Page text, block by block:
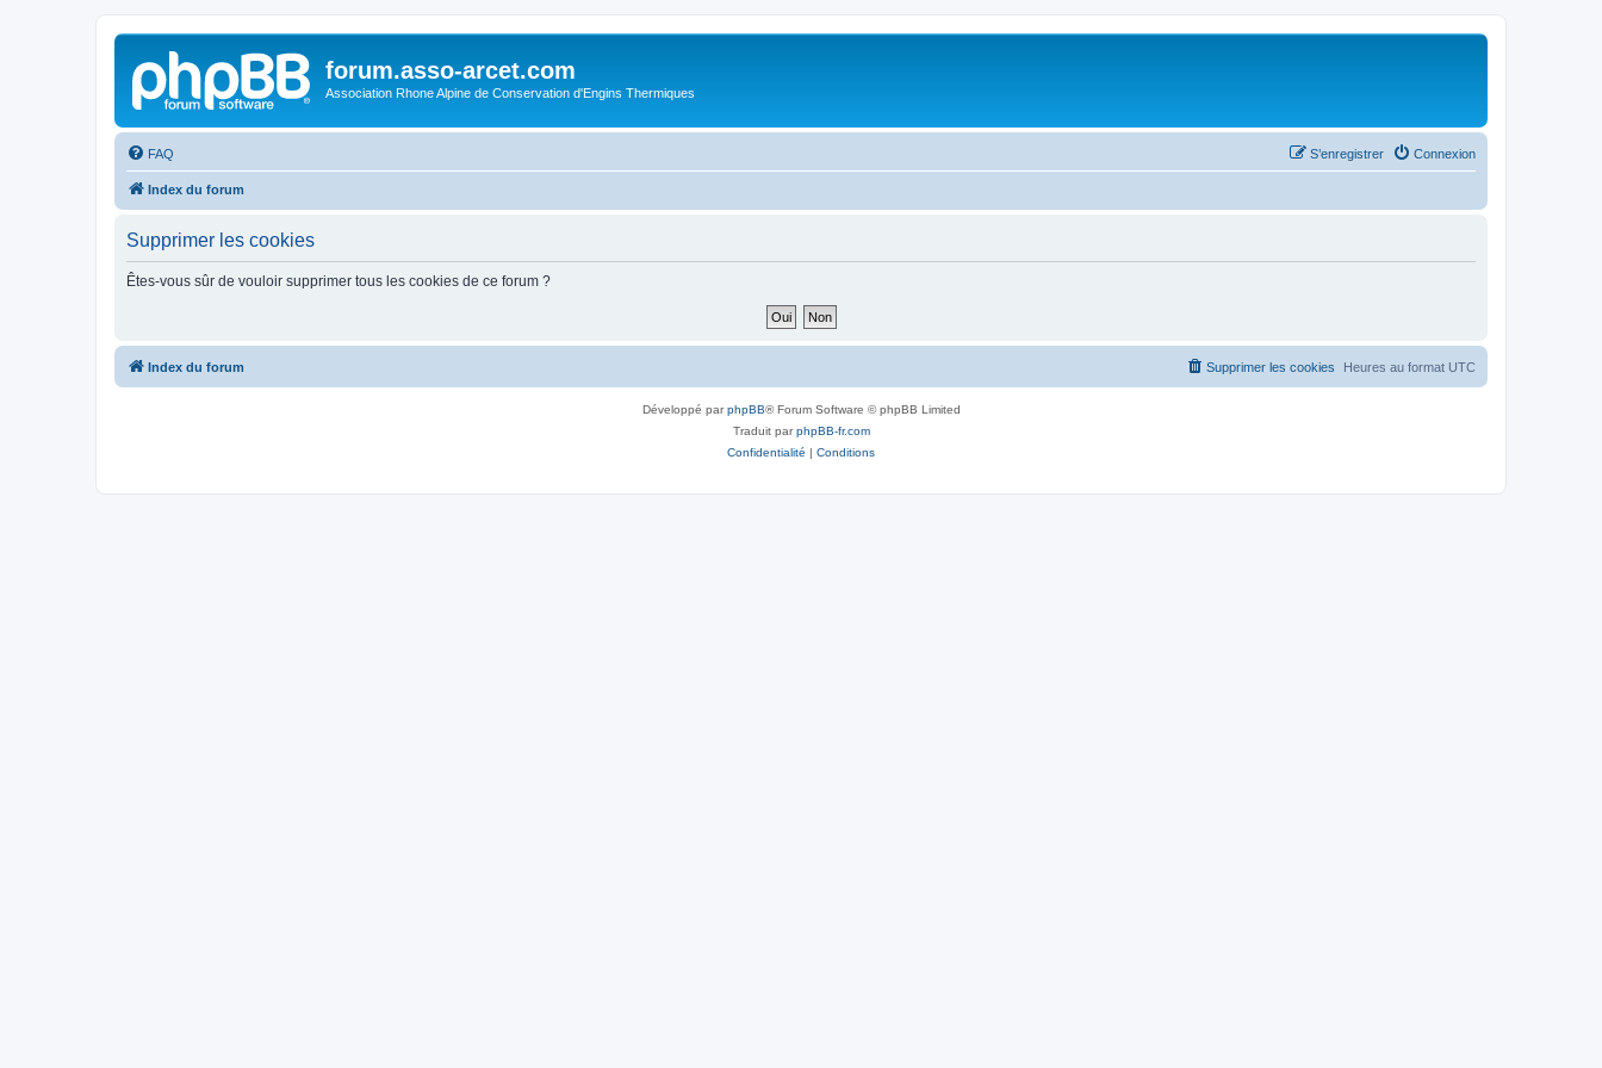
forum.asso-arcet.com
Association Rhone Alpine de Conservation d'Engins Thermiques
FAQ Connexion
S’enregistrer
Index du forum
Supprimer les cookies
Êtes-vous sûr de vouloir supprimer tous les cookies de ce forum ?
Index du forum Heures au format UTC
Supprimer les cookies
Développé parphpBB® Forum Software © phpBB Limited
Traduit parphpBB-fr.com
Confidentialité | Conditions